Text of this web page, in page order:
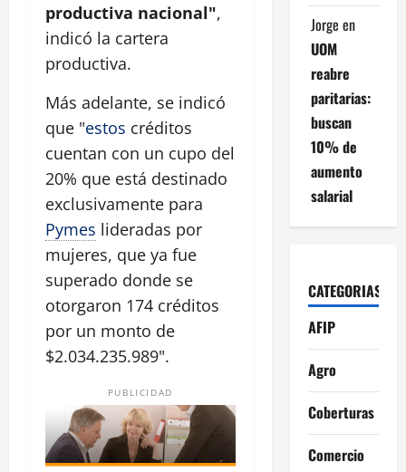
productiva nacional",
indicó la cartera
productiva.
Más adelante, se indicó
que "estos créditos
cuentan con un cupo del
20% que está destinado
exclusivamente para
Pymes lideradas por
mujeres, que ya fue
superado donde se
otorgaron 174 créditos
por un monto de
$2.034.235.989".
PUBLICIDAD
Jorge en
UOM
reabre
paritarias:
buscan
10% de
aumento
salarial
CATEGORIAS
AFIP
Agro
Coberturas
Comercio